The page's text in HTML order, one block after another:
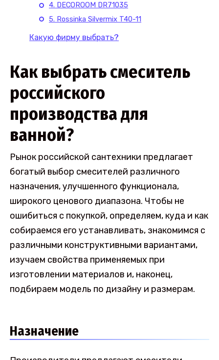
4. DECOROOM DR71035
5. Rossinka Silvermix T40-11
Какую фирму выбрать?
Как выбрать смеситель
российского
производства для
ванной?
Рынок российской сантехники предлагает
богатый выбор смесителей различного
назначения, улучшенного функционала,
широкого ценового диапазона. Чтобы не
ошибиться с покупкой, определяем, куда и как
собираемся его устанавливать, знакомимся с
различными конструктивными вариантами,
изучаем свойства применяемых при
изготовлении материалов и, наконец,
подбираем модель по дизайну и размерам.
Назначение